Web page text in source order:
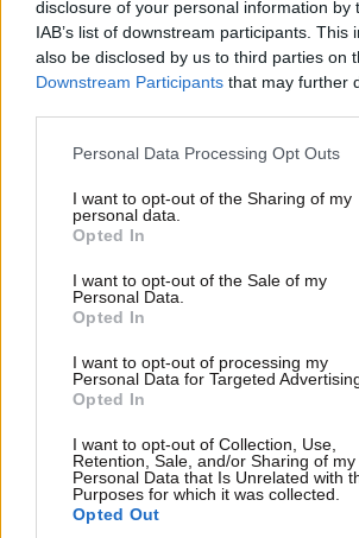
disclosure of your personal information by
IAB’s list of downstream participants. This
also be disclosed by us to third parties on
Downstream Participants that may further
Please note that this website/app uses
not limited to your visit or usage behaviour.
grant or deny consent to Google and its
use your data for below specified
consent section.
Personal Data Processing Opt Outs
I want to opt-out of the Sharing of my
personal data.
Opted In
I want to opt-out of the Sale of my
Personal Data.
Opted In
I want to opt-out of processing my
Personal Data for Targeted
Opted In
I want to opt-out of Collection, Use,
Retention, Sale, and/or Sharing of my
Personal Data that Is Unrelated with
Purposes for which it was collected.
Opted Out
ΠΡΟΣΘΕΣΤΕ ΤΟ ΣΧΟΛΙΟ ΣΑΣ